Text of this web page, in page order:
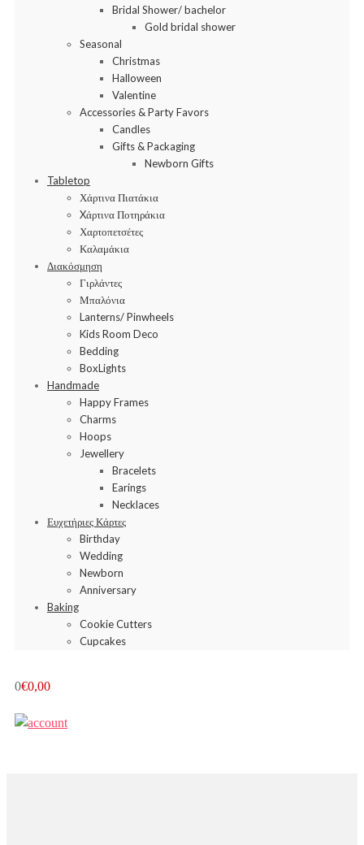
Bridal Shower/ bachelor
Gold bridal shower
Seasonal
Christmas
Halloween
Valentine
Accessories & Party Favors
Candles
Gifts & Packaging
Newborn Gifts
Tabletop
Χάρτινα Πιατάκια
Xάρτινα Ποτηράκια
Χαρτοπετσέτες
Καλαμάκια
Διακόσμηση
Γιρλάντες
Μπαλόνια
Lanterns/ Pinwheels
Kids Room Deco
Bedding
BoxLights
Handmade
Happy Frames
Charms
Hoops
Jewellery
Bracelets
Earings
Necklaces
Ευχετήριες Κάρτες
Birthday
Wedding
Newborn
Anniversary
Baking
Cookie Cutters
Cupcakes
0€0,00